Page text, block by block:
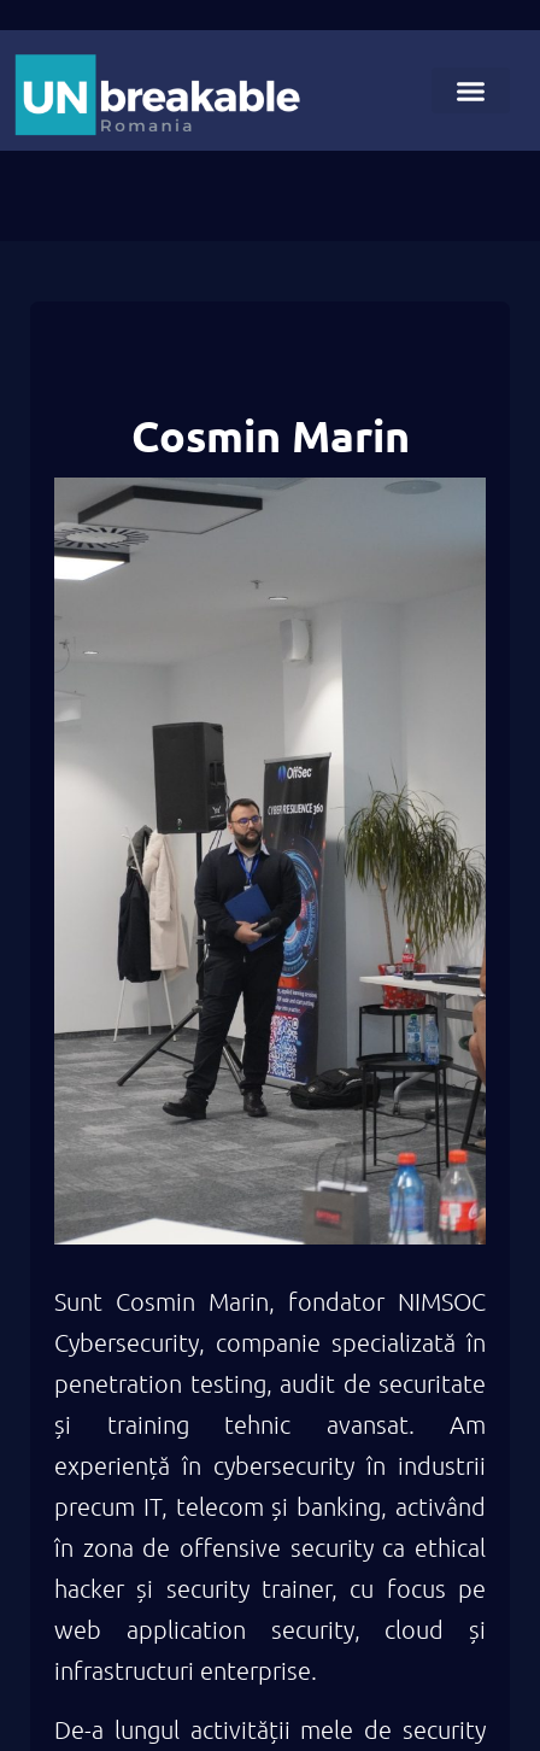
Cosmin Marin
Sunt Cosmin Marin, fondator NIMSOC
Cybersecurity, companie specializată în
penetration testing, audit de securitate
și training tehnic avansat. Am
experiență în cybersecurity în industrii
precum IT, telecom și banking, activând
în zona de offensive security ca ethical
hacker și security trainer, cu focus pe
web application security, cloud și
infrastructuri enterprise.
De-a lungul activității mele de security